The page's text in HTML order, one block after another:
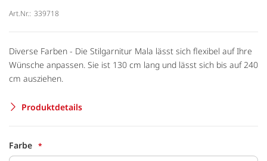
Art.Nr.: 339718
Diverse Farben - Die Stilgarnitur Mala lässt sich flexibel auf Ihre
Wünsche anpassen. Sie ist 130 cm lang und lässt sich bis auf 240
cm ausziehen.
Produktdetails
Farbe